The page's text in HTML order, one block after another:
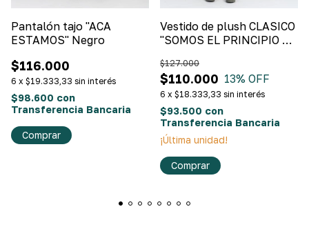
Pantalón tajo "ACA
ESTAMOS" Negro
$116.000
6 x $19.333,33 sin interés
$98.600 con
Transferencia Bancaria
Comprar
Vestido de plush CLASICO
"SOMOS EL PRINCIPIO DE
$110.000
$127.000
13% OFF
6 x $18.333,33 sin interés
$93.500 con
Transferencia Bancaria
¡Última unidad!
Comprar